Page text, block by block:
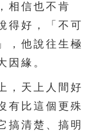
相信也不肯
得好，「不可
，他說往生極
因緣。
天上人間好
有比這個更殊
搞清楚、搞明